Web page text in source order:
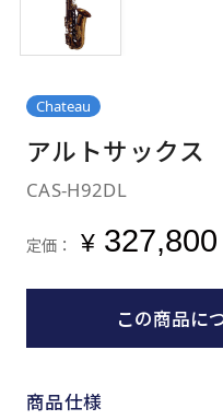
Chateau
アルトサックス
CAS-H92DL
定価： ¥
この商品に
商品仕様